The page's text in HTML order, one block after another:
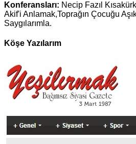
Konferansları: Necip Fazıl
Akif'i Anlamak,Toprağın Çocuğu
Saygılarımla.
Köşe Yazılarım